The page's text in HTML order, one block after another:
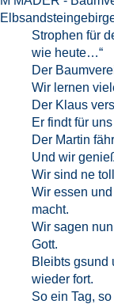
Strophen für
wie heute…“
Der
Wir lernen
Der Klaus
Er findt für
Der Martin
Und wir
Wir sind ne
Wir essen
macht.
Wir sagen
Gott.
Bleibts gsund
wieder fort.
So ein Tag,